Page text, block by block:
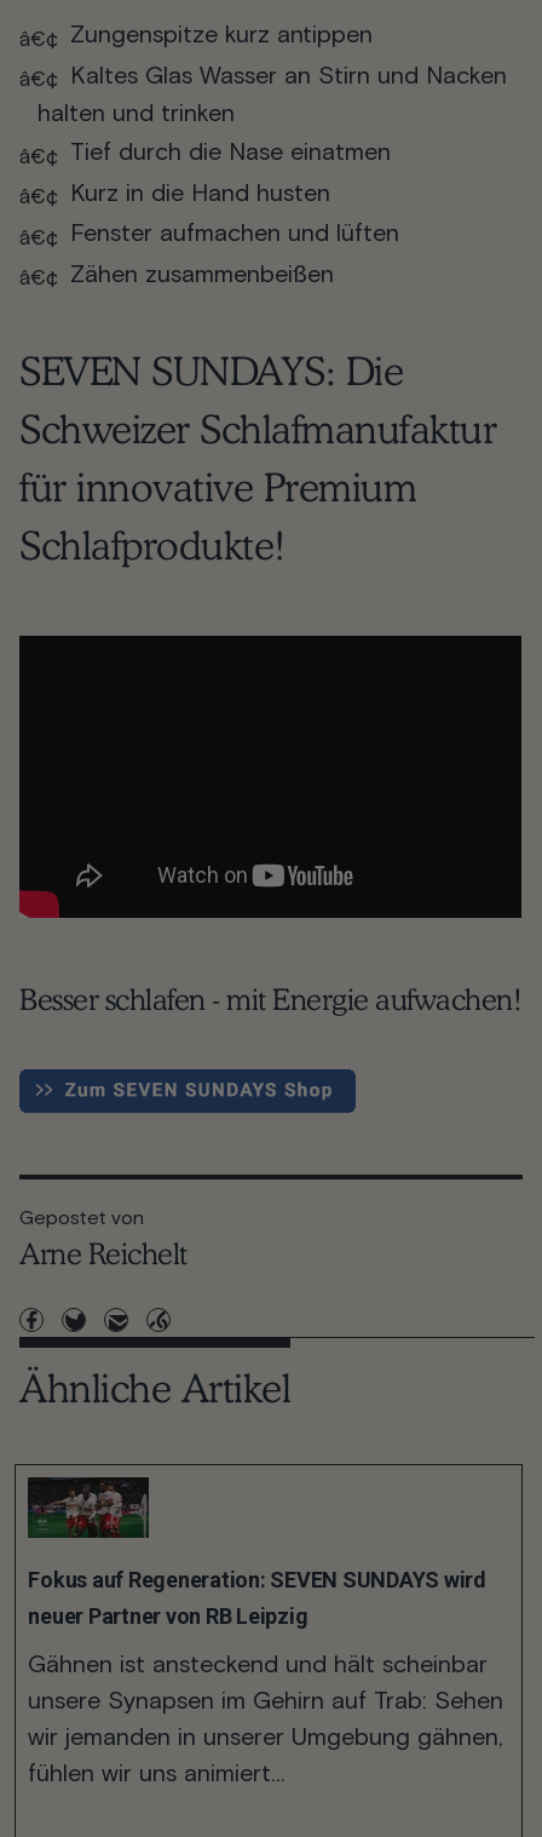
Zungenspitze kurz antippen
Kaltes Glas Wasser an Stirn und Nacken
halten und trinken
Tief durch die Nase einatmen
Kurz in die Hand husten
Fenster aufmachen und lüften
Zähen zusammenbeißen
SEVEN SUNDAYS: Die
Schweizer Schlafmanufaktur
für innovative Premium
Schlafprodukte!
Besser schlafen - mit Energie aufwachen!
Gepostet von
Arne Reichelt
Ähnliche Artikel
Fokus auf Regeneration: SEVEN SUNDAYS wird
neuer Partner von RB Leipzig
Gähnen ist ansteckend und hält scheinbar
unsere Synapsen im Gehirn auf Trab: Sehen
wir jemanden in unserer Umgebung gähnen,
fühlen wir uns animiert...